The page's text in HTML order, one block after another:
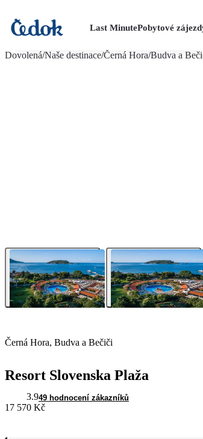
Last MinutePobytové
Dovolená/Naše destinace/Černá Hora/Budva a
Černá Hora, Budva a Bečiči
Resort Slovenska Plaža
3.949 hodnocení zákazníků
17 570 Kč